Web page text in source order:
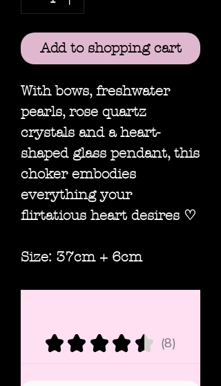
Add to shopping cart
With bows, freshwater
pearls, rose quartz
crystals and a heart-
shaped glass pendant, this
choker embodies
everything your
flirtatious heart desires ♡
Size: 37cm + 6cm
★ ★ ★ ★ ★ 8
8